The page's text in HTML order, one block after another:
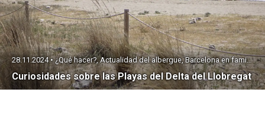
Curiosidades sobre las Playas del Delta del Llobregat
28.11.2024 • ¿Qué hacer?, Actualidad del albergue, Barcelona en familia